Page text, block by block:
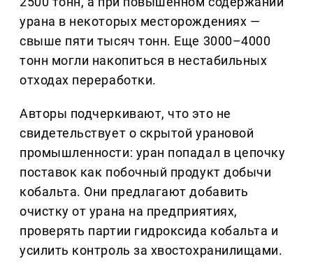
урана в некоторых месторождениях —
свыше пяти тысяч тонн. Еще 3000–4000
тонн могли накопиться в нестабильных
отходах переработки.
Авторы подчеркивают, что это не
свидетельствует о скрытой урановой
промышленности: уран попадал в цепочку
поставок как побочный продукт добычи
кобальта. Они предлагают добавить
очистку от урана на предприятиях,
проверять партии гидроксида кобальта и
усилить контроль за хвостохранилищами.